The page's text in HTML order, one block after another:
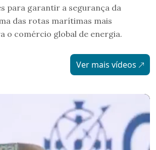
para garantir a segurança da
das rotas marítimas mais
o comércio global de energia.
Ver mais vídeos